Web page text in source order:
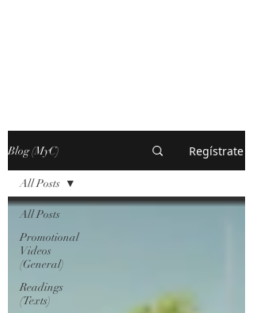
Blog (MyC) Regístrate
All Posts
Promotional
Videos
(General)
Readings
(Texts)
All Posts